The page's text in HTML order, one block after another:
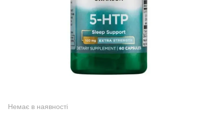
Немає в наявності